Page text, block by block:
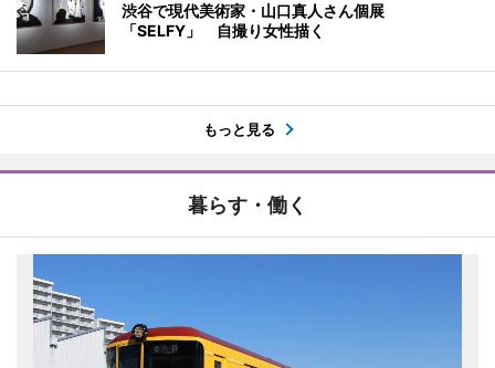
渋谷で現代美術家・山口真人さん個展
「SELFY」 自撮り女性描く
もっと見る
暮らす・働く